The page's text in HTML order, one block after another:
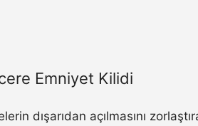
Emniyet Kilidi
dışarıdan açılmasını